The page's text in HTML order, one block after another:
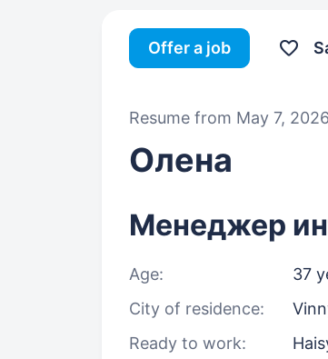
Offer a job
Resume from May 7, 2026
Олена
Менеджер
Age:
37
City of residence:
Ready to work: